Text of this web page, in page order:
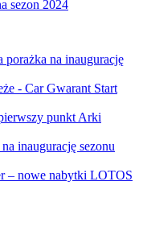
sezon 2024
porażka na inaugurację
- Car Gwarant Start
punkt Arki
inaugurację sezonu
– nowe nabytki LOTOS